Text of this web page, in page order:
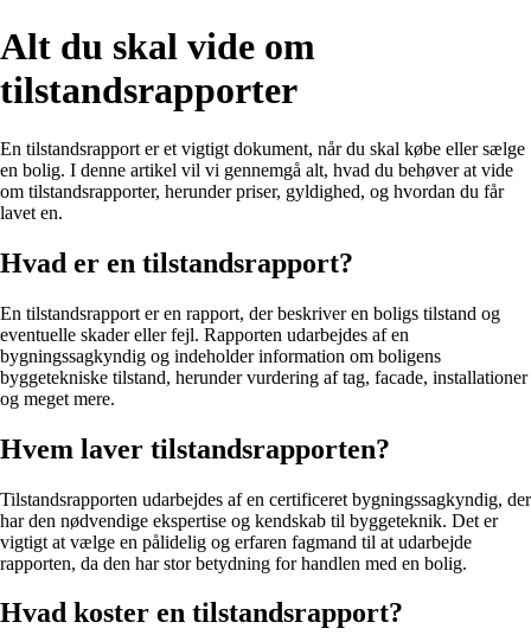
Alt du skal vide om
tilstandsrapporter
En tilstandsrapport er et vigtigt dokument, når du skal købe eller sælge
en bolig. I denne artikel vil vi gennemgå alt, hvad du behøver at vide
om tilstandsrapporter, herunder priser, gyldighed, og hvordan du får
lavet en.
Hvad er en tilstandsrapport?
En tilstandsrapport er en rapport, der beskriver en boligs tilstand og
eventuelle skader eller fejl. Rapporten udarbejdes af en
bygningssagkyndig og indeholder information om boligens
byggetekniske tilstand, herunder vurdering af tag, facade, installationer
og meget mere.
Hvem laver tilstandsrapporten?
Tilstandsrapporten udarbejdes af en certificeret bygningssagkyndig, der
har den nødvendige ekspertise og kendskab til byggeteknik. Det er
vigtigt at vælge en pålidelig og erfaren fagmand til at udarbejde
rapporten, da den har stor betydning for handlen med en bolig.
Hvad koster en tilstandsrapport?